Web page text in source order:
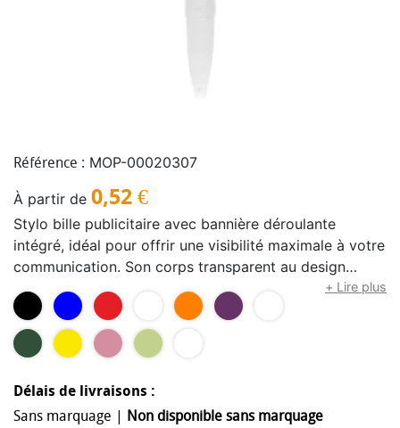
Référence : MOP-00020307
À partir de 0,52 €
Stylo bille publicitaire avec bannière déroulante
intégré, idéal pour offrir une visibilité maximale à votre
communication. Son corps transparent au design
moderne met en valeur les embouts disponibles en 10
coloris différents afin de s’adapter parfaitement à
votre identité visuelle. Équipé d’une encre noire ou
bleue, il garantit une écriture fluide et agréable au
x 68 mm permet une impression quadri recto-verso de
haute qualité, parfaite pour afficher un logo, des
+ Lire plus
Délais de livraisons :
Sans marquage | Non disponible sans marquage